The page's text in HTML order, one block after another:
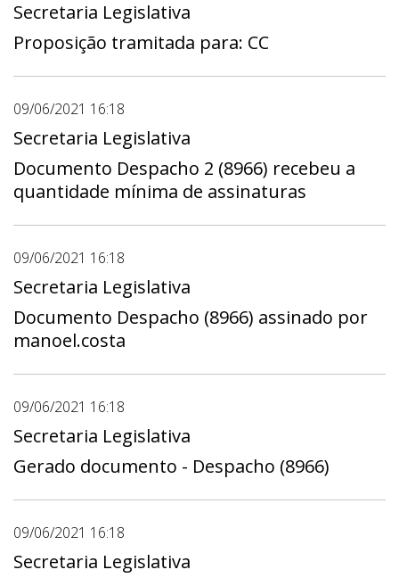
Secretaria Legislativa
Proposição tramitada para: CC
09/06/2021 16:18
Secretaria Legislativa
Documento Despacho 2 (8966) recebeu a
quantidade mínima de assinaturas
09/06/2021 16:18
Secretaria Legislativa
Documento Despacho (8966) assinado por
manoel.costa
09/06/2021 16:18
Secretaria Legislativa
Gerado documento - Despacho (8966)
09/06/2021 16:18
Secretaria Legislativa